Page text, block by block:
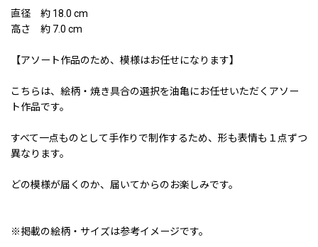
直径 約 18.0 cm
高さ 約 7.0 cm
【アソート作品のため、模様はお任せになります】
こちらは、絵柄・焼き具合の選択を油亀にお任せいただくアソー
ト作品です。
すべて一点ものとして手作りで制作するため、形も表情も１点ずつ
異なります。
どの模様が届くのか、届いてからのお楽しみです。
※掲載の絵柄・サイズは参考イメージです。